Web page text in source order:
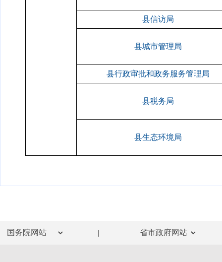
县信访局
县城市管理局
县行政审批和政务服务管理局
县税务局
县生态环境局
|